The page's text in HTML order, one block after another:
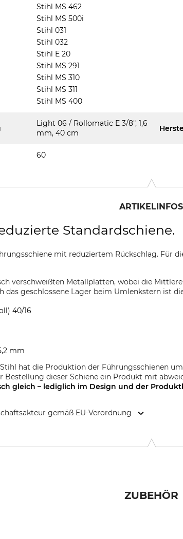
Stihl MS 462
Stihl MS 500i
Stihl 031
Stihl 032
Stihl E 20
Stihl MS 291
Stihl MS 310
Stihl MS 311
Stihl MS 400
Light 06 / Rollomatic E 3/8", 1,6
mm, 40 cm
60
ARTIKELINFOS
Standardschiene.
mit reduziertem Rückschlag. Für
verschweißten Metallplatten, wobei die
das geschlossene Lager beim Umlenkstern ist
40/16
mm
Stihl hat die Produktion der Führungsschienen
Bestellung dieser Schiene ein Produkt mit
gleich – lediglich im Design und der
gemäß EU-Verordnung
ZUBEHÖR